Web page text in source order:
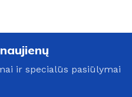
ir specialūs pasiūlymai